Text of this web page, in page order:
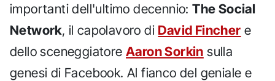
importanti dell'ultimo decennio:The Social
Network, il capolavoro di David Fincher e
dello sceneggiatore Aaron Sorkin sulla
genesi di Facebook. Al fianco del geniale e